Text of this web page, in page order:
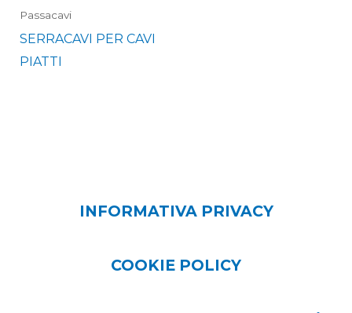
Passacavi
SERRACAVI PER CAVI
PIATTI
INFORMATIVA PRIVACY
COOKIE POLICY